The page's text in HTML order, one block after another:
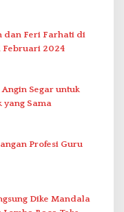
dan Feri Farhati di
Februari 2024
Segar untuk
yang Sama
Profesi Guru